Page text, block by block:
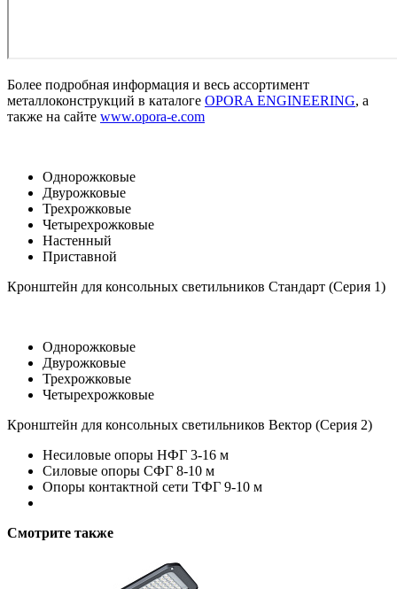
Более подробная информация и весь ассортимент
металлоконструкций в каталоге OPORA ENGINEERING, а
также на сайте www.opora-e.com
Однорожковые
Двурожковые
Трехрожковые
Четырехрожковые
Настенный
Приставной
Кронштейн для консольных светильников Стандарт (Серия 1)
Однорожковые
Двурожковые
Трехрожковые
Четырехрожковые
Кронштейн для консольных светильников Вектор (Серия 2)
Несиловые опоры НФГ 3-16 м
Силовые опоры СФГ 8-10 м
Опоры контактной сети ТФГ 9-10 м
Смотрите также